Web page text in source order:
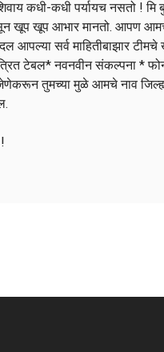
कधी-कधी पर्यायच नसतो ! मि
खूप खूप आभार मानतो. आपण
सर्व माहितीबाझार टीमचे
टेबल* नवनवीन संकल्पना *
जेणेकरून तुमच्या मुळे आमचे नाव